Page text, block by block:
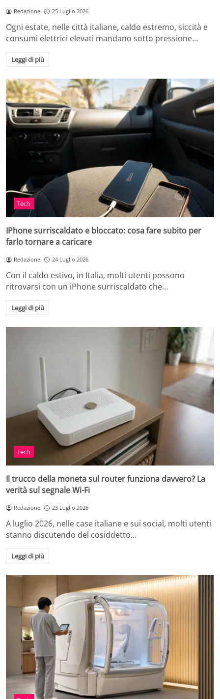
Redazione 25 Luglio 2026
Ogni estate, nelle città italiane, caldo estremo, siccità e
consumi elettrici elevati mandano sotto pressione…
Leggi di più
Tech
IPhone surriscaldato e bloccato: cosa fare subito per
farlo tornare a caricare
Redazione 24 Luglio 2026
Con il caldo estivo, in Italia, molti utenti possono
ritrovarsi con un iPhone surriscaldato che…
Leggi di più
Tech
Il trucco della moneta sul router funziona davvero? La
verità sul segnale Wi-Fi
Redazione 23 Luglio 2026
A luglio 2026, nelle case italiane e sui social, molti utenti
stanno discutendo del cosiddetto…
Leggi di più